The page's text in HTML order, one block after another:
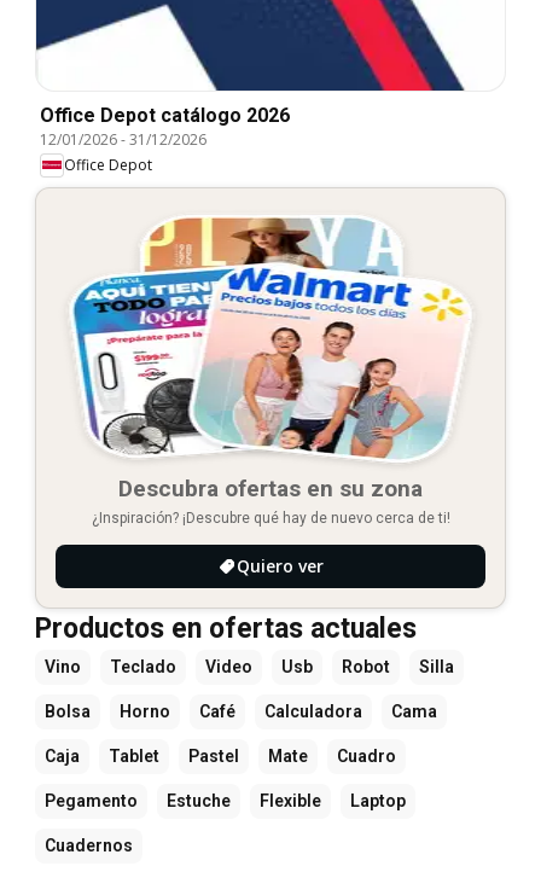
Office Depot catálogo 2026
12/01/2026-31/12/2026
Office Depot
Descubra ofertas en su zona
¿Inspiración? ¡Descubre qué hay de nuevo cerca de ti!
Quiero ver
Productos en ofertas actuales
Vino Teclado Video Usb Robot Silla
Bolsa Horno Café Calculadora Cama
Caja Tablet Pastel Mate Cuadro
Pegamento Estuche Flexible Laptop
Cuadernos